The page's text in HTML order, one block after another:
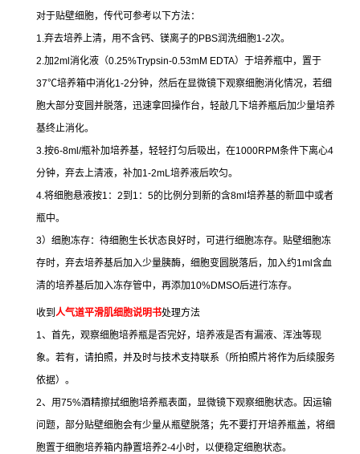
对于贴壁细胞，传代可参考以下方法：
1. 弃去培养上清，用不含钙、镁离子的PBS润洗细胞1-2次。
2. 加2ml消化液（0.25%Trypsin-0.53mM EDTA）于培养瓶中，置于
37℃培养箱中消化1-2分钟，然后在显微镜下观察细胞消化情况，若细
胞大部分变圆并脱落，迅速拿回操作台，轻敲几下培养瓶后加少量培养
基终止消化。
3. 按6-8ml/瓶补加培养基，轻轻打匀后吸出，在1000RPM条件下离心4
分钟，弃去上清液，补加1-2mL 培养液后吹匀。
4. 将细胞悬液按1 ： 2到 1 ： 5的比例分到新的含8ml培养基的新皿中或者
瓶中。
3）细胞冻存：待细胞生长状态良好时，可进行细胞冻存。贴壁细胞冻
存时，弃去培养基后加入少量胰酶，细胞变圆脱落后，加入约1ml含血
清的培养基后加入冻存管中，再添加10%DMSO后进行冻存。
收到 人气道平滑肌细胞说明书处理方法
1 、首先，观察细胞培养瓶是否完好，培养液是否有漏液、浑浊等现
象。若有，请拍照，并及时与技术支持联系（所拍照片将作为后续服务
依据）。
2、用75%酒精擦拭细胞培养瓶表面，显微镜下观察细胞状态。因运输
问题，部分贴壁细胞会有少量从瓶壁脱落；先不要打开培养瓶盖，将细
胞置于细胞培养箱内静置培养2-4小时，以便稳定细胞状态。